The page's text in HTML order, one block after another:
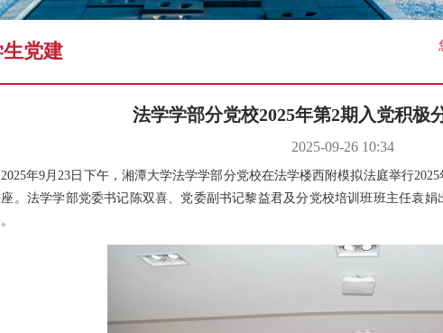
党建
法学学部分党校2025年第2期入党积极
2025-09-26 10:34
2025年9月23日下午，湘潭大学法学学部分党校在法学楼西附模拟法庭举行
。法学学部党委书记陈双喜、党委副书记黎益君及分党校培训班班主任袁